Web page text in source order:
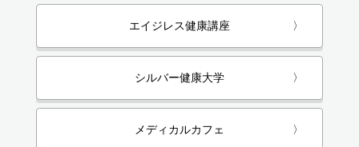
エイジレス健康講座 〉
シルバー健康大学 〉
メディカルカフェ 〉